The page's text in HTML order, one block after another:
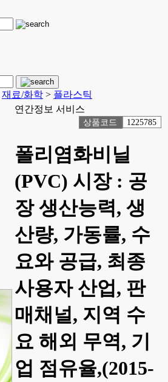
재료/화학 > 플라스틱
연간정보 서비스
상품코드 1225785
폴리염화비닐
(PVC) 시장 : 공
장 생산능력, 생
산량, 가동률, 수
요와 공급, 최종
사용자 산업, 판
매채널, 지역 수
요 해외 무역, 기
업 점유율,(2015-